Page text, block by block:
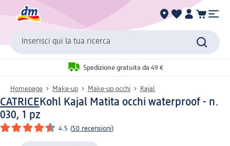
Inserisci qui la tua ricerca
Spedizione gratuita da 49 €
Homepage Make-up Make-up occhi Kajal
CATRICE Kohl Kajal Matita occhi waterproof - n.
030, 1 pz
4.5 (50 recensioni)